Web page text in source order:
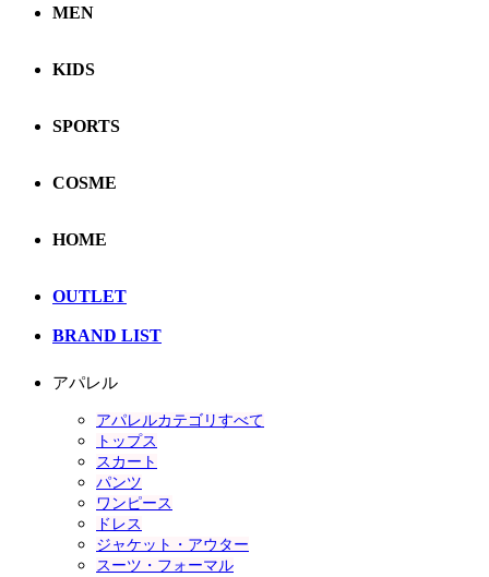
MEN
KIDS
SPORTS
COSME
HOME
OUTLET
BRAND LIST
アパレル
アパレルカテゴリすべて
トップス
スカート
パンツ
ワンピース
ドレス
ジャケット・アウター
スーツ・フォーマル